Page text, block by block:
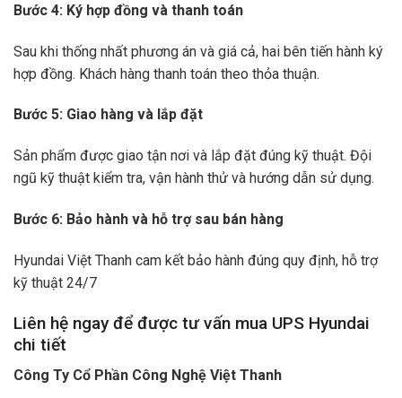
Bước 4: Ký hợp đồng và thanh toán
Sau khi thống nhất phương án và giá cả, hai bên tiến hành ký
hợp đồng. Khách hàng thanh toán theo thỏa thuận.
Bước 5: Giao hàng và lắp đặt
Sản phẩm được giao tận nơi và lắp đặt đúng kỹ thuật. Đội
ngũ kỹ thuật kiểm tra, vận hành thử và hướng dẫn sử dụng.
Bước 6: Bảo hành và hỗ trợ sau bán hàng
Hyundai Việt Thanh cam kết bảo hành đúng quy định, hỗ trợ
kỹ thuật 24/7
Liên hệ ngay để được tư vấn mua UPS Hyundai
chi tiết
Công Ty Cổ Phần Công Nghệ Việt Thanh